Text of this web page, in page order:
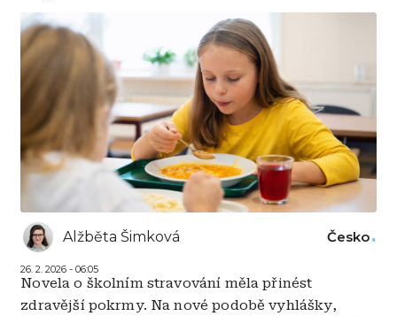
Alžběta Šimková
26. 2. 2026 - 06:05
Česko
Novela o školním stravování měla přinést
zdravější pokrmy. Na nové podobě vyhlášky,